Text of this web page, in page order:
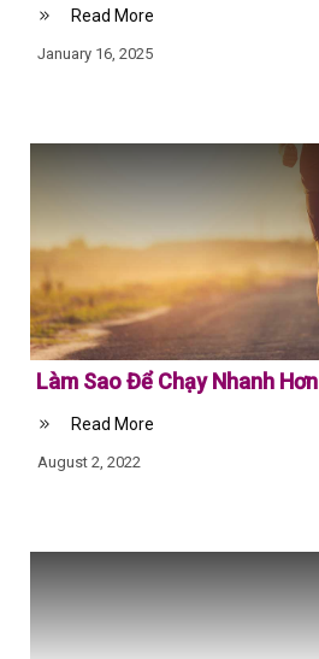
Read More
January 16, 2025
Làm Sao Để Chạy Nhanh Hơn
Read More
August 2, 2022